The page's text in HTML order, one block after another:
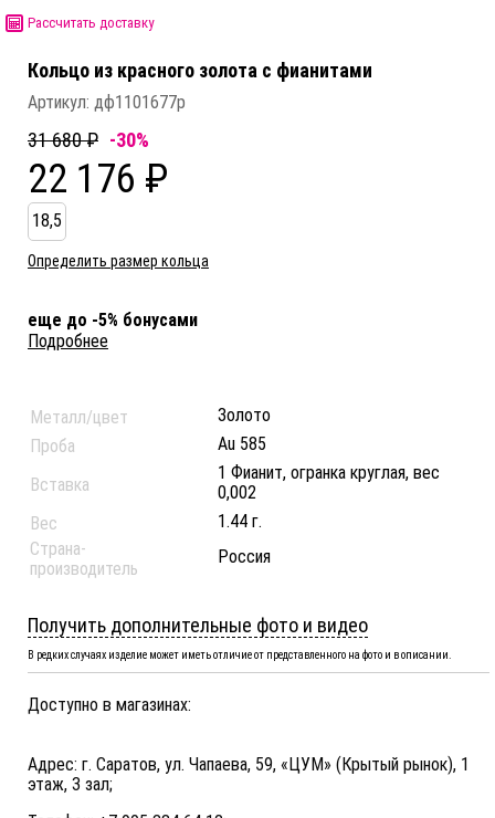
Рассчитать доставку
Кольцо из красного золота c фианитами
Артикул: дф1101677р
31 680 ₽ -30%
22 176 ₽
18,5
Определить размер кольца
еще до -5% бонусами
Подробнее
Металл/цвет
Золото
Проба
Au 585
Вставка
1 Фианит, огранка круглая, вес
0,002
Вес
1.44 г.
Страна-
производитель
Россия
Получить дополнительные фото и видео
В редких случаях изделие может иметь отличие от представленного на фото и в описании.
Доступно в магазинах:
Адрес: г. Саратов, ул. Чапаева, 59, «ЦУМ» (Крытый рынок), 1
этаж, 3 зал;